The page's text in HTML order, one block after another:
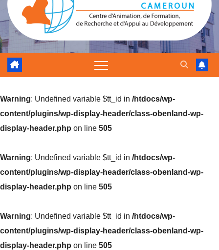
Warning: Undefined variable $tt_id in /htdocs/wp-
content/plugins/wp-display-header/class-obenland-wp-
display-header.php on line 505
Warning: Undefined variable $tt_id in /htdocs/wp-
content/plugins/wp-display-header/class-obenland-wp-
display-header.php on line 505
Warning: Undefined variable $tt_id in /htdocs/wp-
content/plugins/wp-display-header/class-obenland-wp-
display-header.php on line 505